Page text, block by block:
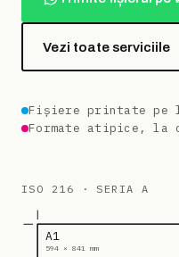
Vezi toate serviciile
Fișiere printate pe
Formate atipice, la
ISO 216 · SERIA A
A1
594 × 841 mm